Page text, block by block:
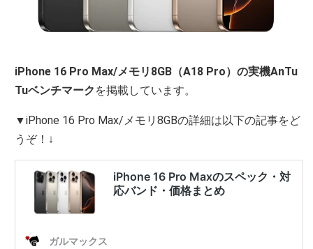
iPhone 16 Pro Max/メモリ8GB（A18 Pro）の実機AnTu
Tuベンチマーク を掲載しています。
▼iPhone 16 Pro Max/メモリ8GBの詳細は以下の記事をど
うぞ！↓